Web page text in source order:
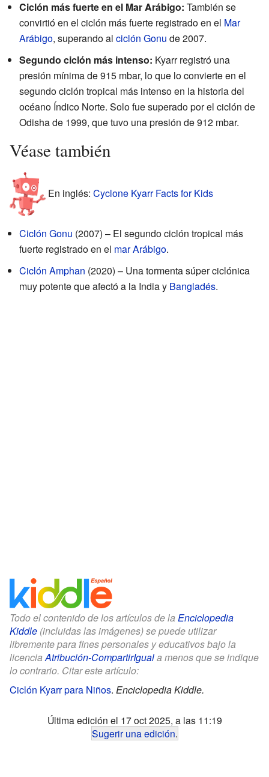
Ciclón más fuerte en el Mar Arábigo: También se
convirtió en el ciclón más fuerte registrado en el Mar
Arábigo, superando al ciclón Gonu de 2007.
Segundo ciclón más intenso: Kyarr registró una
presión mínima de 915 mbar, lo que lo convierte en el
segundo ciclón tropical más intenso en la historia del
océano Índico Norte. Solo fue superado por el ciclón de
Odisha de 1999, que tuvo una presión de 912 mbar.
Véase también
En inglés: Cyclone Kyarr Facts for Kids
Ciclón Gonu (2007) – El segundo ciclón tropical más
fuerte registrado en el mar Arábigo.
Ciclón Amphan (2020) – Una tormenta súper ciclónica
muy potente que afectó a la India y Bangladés.
Todo el contenido de los artículos de la Enciclopedia
Kiddle (incluidas las imágenes) se puede utilizar
libremente para fines personales y educativos bajo la
licenciaAtribución-CompartirIguala menos que se indique
lo contrario. Citar este artículo:
Ciclón Kyarr para Niños. Enciclopedia Kiddle.
Última edición el 17 oct 2025, a las 11:19
Sugerir una edición.